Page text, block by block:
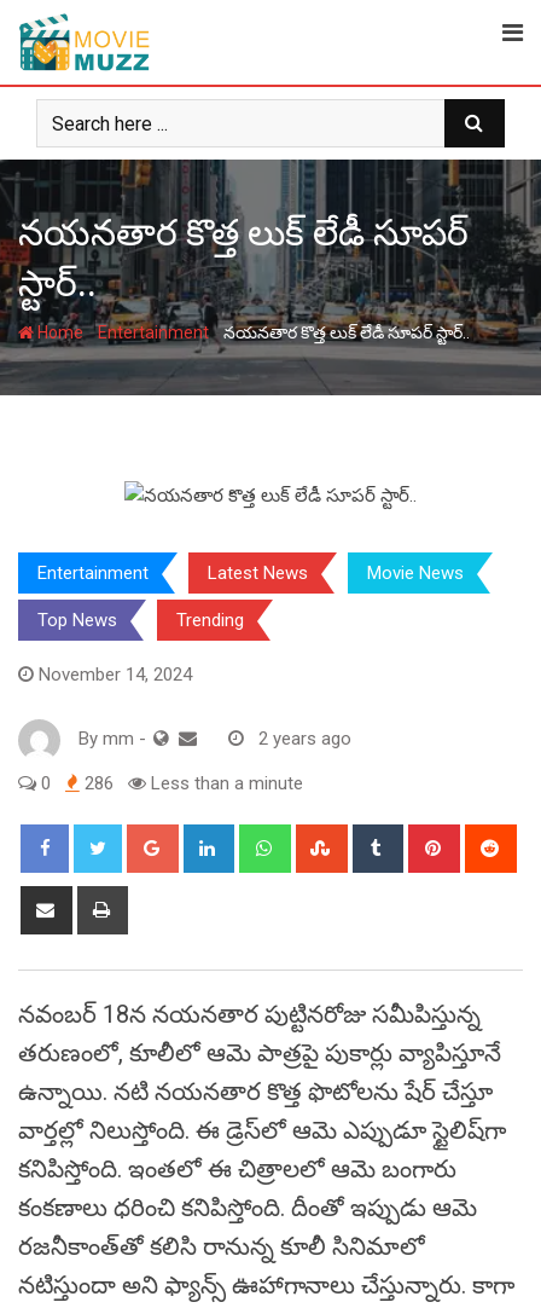
content
నయనతార కొత్త లుక్ లేడీ సూపర్
స్టార్..
Home-Entertainment-నయనతార కొత్త లుక్ లేడీ సూపర్ స్టార్..
Entertainment Latest News Movie News
Top News Trending
November 14, 2024
By mm - 2 years ago
0 286 Less than a minute
Google+ LinkedIn WhatsappStumbleUpon
Tumblr Pinterest
Share
నవంబర్ 18న నయనతార పుట్టినరోజు సమీపిస్తున్న
తరుణంలో, కూలీలో ఆమె పాత్రపై పుకార్లు వ్యాపిస్తూనే
ఉన్నాయి. నటి నయనతార కొత్త ఫొటోలను షేర్ చేస్తూ
వార్తల్లో నిలుస్తోంది. ఈ డ్రెస్‌లో ఆమె ఎప్పుడూ స్టైలిష్‌గా
కనిపిస్తోంది. ఇంతలో ఈ చిత్రాలలో ఆమె బంగారు
కంకణాలు ధరించి కనిపిస్తోంది. దీంతో ఇప్పుడు ఆమె
రజనీకాంత్‌తో కలిసి రానున్న కూలీ సినిమాలో
నటిస్తుందా అని ఫ్యాన్స్ ఊహాగానాలు చేస్తున్నారు. కాగా